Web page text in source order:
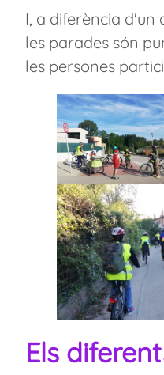
I, a diferència d'un
les parades són
les persones
Els